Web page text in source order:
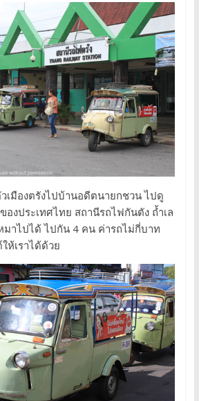
เมืองตรังไปบ้านอดีตนายกชวน ไปดู
องประเทศไทย สถานีรถไฟกันตัง ถ้ำเล
มาไปได้ ไปกัน 4 คน ค่ารถไม่กี่บาท
ห้เราได้ด้วย